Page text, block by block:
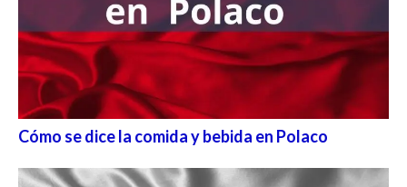
Cómo se dice la comida y bebida en Polaco